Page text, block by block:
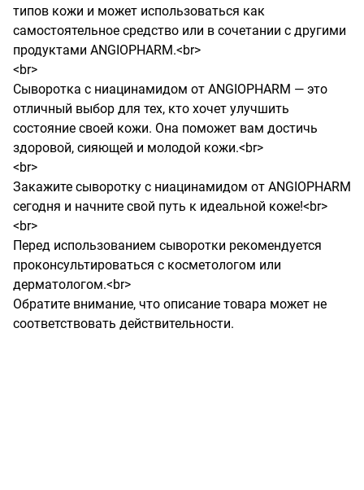
типов кожи и может использоваться как
самостоятельное средство или в сочетании с другими
продуктами ANGIOPHARM.<br>
<br>
Сыворотка с ниацинамидом от ANGIOPHARM — это
отличный выбор для тех, кто хочет улучшить
состояние своей кожи. Она поможет вам достичь
здоровой, сияющей и молодой кожи.<br>
<br>
Закажите сыворотку с ниацинамидом от ANGIOPHARM
сегодня и начните свой путь к идеальной коже!<br>
<br>
Перед использованием сыворотки рекомендуется
проконсультироваться с косметологом или
дерматологом.<br>
Обратите внимание, что описание товара может не
соответствовать действительности.